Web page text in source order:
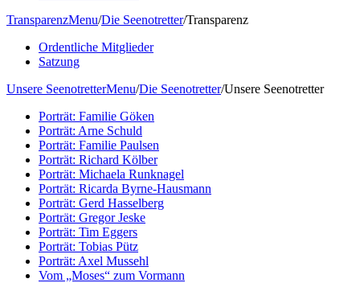
TransparenzMenu/Die Seenotretter/Transparenz
Ordentliche Mitglieder
Satzung
Unsere SeenotretterMenu/Die Seenotretter/Unsere Seenotretter
Porträt: Familie Göken
Porträt: Arne Schuld
Porträt: Familie Paulsen
Porträt: Richard Kölber
Porträt: Michaela Runknagel
Porträt: Ricarda Byrne-Hausmann
Porträt: Gerd Hasselberg
Porträt: Gregor Jeske
Porträt: Tim Eggers
Porträt: Tobias Pütz
Porträt: Axel Mussehl
Vom „Moses“ zum Vormann